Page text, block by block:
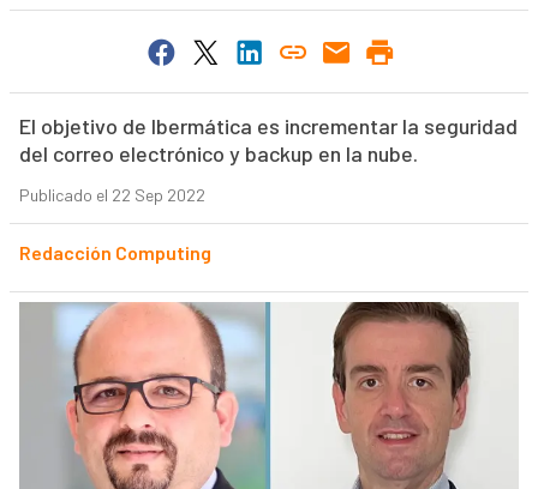
El objetivo de Ibermática es incrementar la seguridad
del correo electrónico y backup en la nube.
Publicado el 22 Sep 2022
Redacción Computing